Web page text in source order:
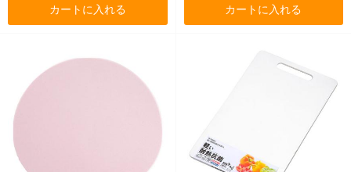
カートに入れる カートに入れる